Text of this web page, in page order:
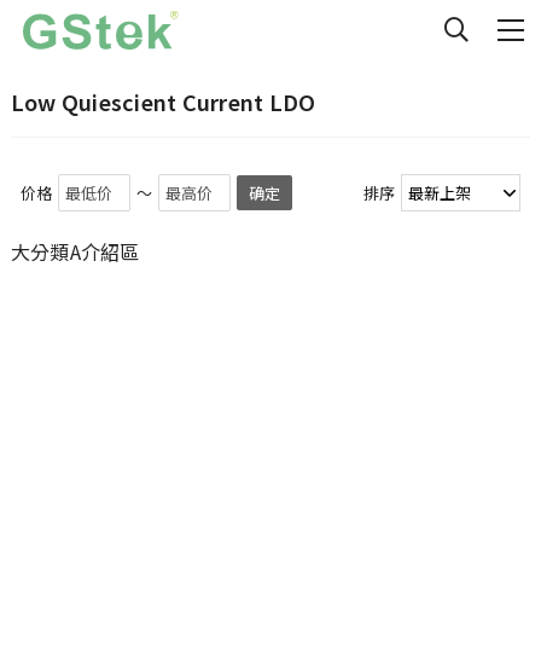
Low Quiescient Current LDO
价格 ～ 确定 排序
大分類A介紹區